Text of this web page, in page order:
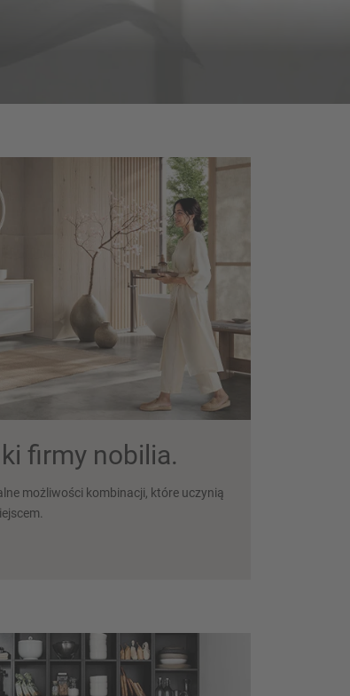
firmy nobilia.
możliwości kombinacji, które uczynią